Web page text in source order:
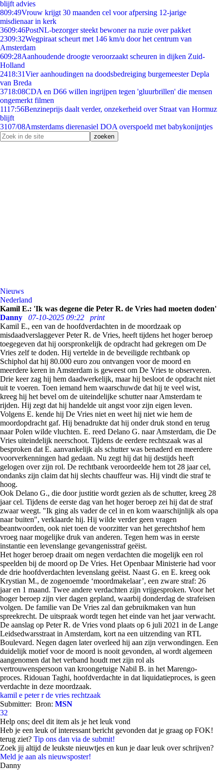
blijft advies
809:49Vrouw krijgt 30 maanden cel voor afpersing 12-jarige
misdienaar in kerk
3609:46PostNL-bezorger steekt bewoner na ruzie over pakket
2309:32Wegpiraat scheurt met 146 km/u door het centrum van
Amsterdam
609:28Aanhoudende droogte veroorzaakt scheuren in dijken Zuid-
Holland
2418:31Vier aanhoudingen na doodsbedreiging burgemeester Depla
van Breda
3718:08CDA en D66 willen ingrijpen tegen 'gluurbrillen' die mensen
ongemerkt filmen
1117:56Benzineprijs daalt verder, onzekerheid over Straat van Hormuz
blijft
3107/08Amsterdams dierenasiel DOA overspoeld met babykonijntjes
Nieuws
Nederland
Kamil E.: 'Ik was degene die Peter R. de Vries had moeten doden'
Danny
07-10-2025 09:22
print
Kamil E., een van de hoofdverdachten in de moordzaak op
misdaadverslaggever Peter R. de Vries, heeft tijdens het hoger beroep
toegegeven dat hij oorspronkelijk de opdracht had gekregen om De
Vries zelf te doden. Hij vertelde in de beveiligde rechtbank op
Schiphol dat hij 80.000 euro zou ontvangen voor de moord en
meerdere keren in Amsterdam is geweest om De Vries te observeren.
Drie keer zag hij hem daadwerkelijk, maar hij besloot de opdracht niet
uit te voeren. Toen iemand hem waarschuwde dat hij te veel wist,
kreeg hij het bevel om de uiteindelijke schutter naar Amsterdam te
rijden. Hij zegt dat hij handelde uit angst voor zijn eigen leven.
Volgens E. kende hij De Vries niet en weet hij niet wie hem de
moordopdracht gaf. Hij benadrukte dat hij onder druk stond en terug
naar Polen wilde vluchten. E. reed Delano G. naar Amsterdam, die De
Vries uiteindelijk neerschoot. Tijdens de eerdere rechtszaak was al
besproken dat E. aanvankelijk als schutter was benaderd en meerdere
voorverkenningen had gedaan. Nu zegt hij dat hij destijds heeft
gelogen over zijn rol. De rechtbank veroordeelde hem tot 28 jaar cel,
ondanks zijn claim dat hij slechts chauffeur was. Hij vindt die straf te
hoog.
Ook Delano G., die door justitie wordt gezien als de schutter, kreeg 28
jaar cel. Tijdens de eerste dag van het hoger beroep zei hij dat de straf
zwaar weegt. "Ik ging als vader de cel in en kom waarschijnlijk als opa
naar buiten", verklaarde hij. Hij wilde verder geen vragen
beantwoorden, ook niet toen de voorzitter van het gerechtshof hem
vroeg naar mogelijke druk van anderen. Tegen hem was in eerste
instantie een levenslange gevangenisstraf geëist.
Het hoger beroep draait om negen verdachten die mogelijk een rol
speelden bij de moord op De Vries. Het Openbaar Ministerie had voor
de drie hoofdverdachten levenslang geëist. Naast G. en E. kreeg ook
Krystian M., de zogenoemde ‘moordmakelaar’, een zware straf: 26
jaar en 1 maand. Twee andere verdachten zijn vrijgesproken. Voor het
hoger beroep zijn vier dagen gepland, waarbij donderdag de strafeisen
volgen. De familie van De Vries zal dan gebruikmaken van hun
spreekrecht. De uitspraak wordt tegen het einde van het jaar verwacht.
De aanslag op Peter R. de Vries vond plaats op 6 juli 2021 in de Lange
Leidsedwarsstraat in Amsterdam, kort na een uitzending van RTL
Boulevard. Negen dagen later overleed hij aan zijn verwondingen. Een
duidelijk motief voor de moord is nooit gevonden, al wordt algemeen
aangenomen dat het verband houdt met zijn rol als
vertrouwenspersoon van kroongetuige Nabil B. in het Marengo-
proces. Ridouan Taghi, hoofdverdachte in dat liquidatieproces, is geen
verdachte in deze moordzaak.
kamil e peter r de vries rechtzaak
Submitter: Bron: MSN
32
Help ons; deel dit item als je het leuk vond
Heb je een leuk of interessant bericht gevonden dat je graag op FOK!
terug ziet? Tip ons dan via de submit!
Zoek jij altijd de leukste nieuwtjes en kun je daar leuk over schrijven?
Meld je aan als nieuwsposter!
Danny